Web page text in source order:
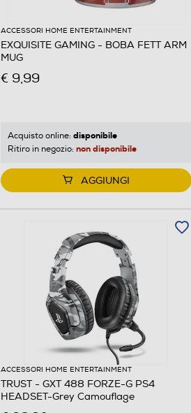
ACCESSORI HOME ENTERTAINMENT
EXQUISITE GAMING - BOBA FETT ARM
MUG
€ 9,99
Acquisto online: disponibile
Ritiro in negozio: non disponibile
AGGIUNGI
ACCESSORI HOME ENTERTAINMENT
TRUST - GXT 488 FORZE-G PS4
HEADSET-Grey Camouflage